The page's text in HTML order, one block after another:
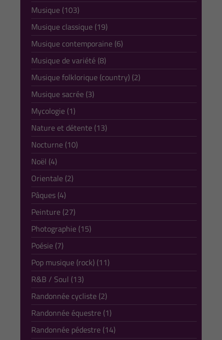
Musique (103)
Musique classique (19)
Musique contemporaine (6)
Musique de variété (8)
Musique folklorique (country) (2)
Musique sacrée (3)
Mycologie (1)
Nature et détente (13)
Nocturne (10)
Noël (4)
Orientale (2)
Pâques (4)
Peinture (27)
Photographie (15)
Poésie (7)
Pop musique (rock) (11)
R&B / Soul (13)
Randonnée cycliste (2)
Randonnée équestre (1)
Randonnée pédestre (14)